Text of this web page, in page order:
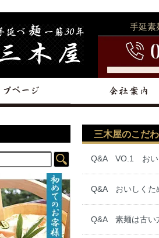
手延素
三木屋のこだ
Q&A VO.1 おい
Q&A おいしくた
Q&A 素麺は古い